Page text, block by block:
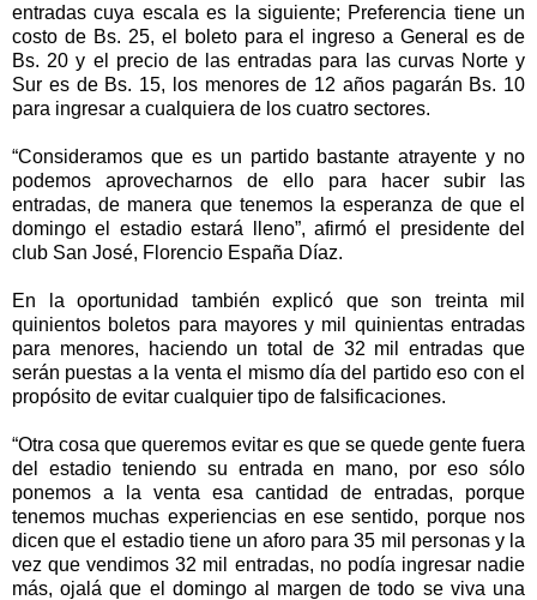
entradas cuya escala es la siguiente; Preferencia tiene un
costo de Bs. 25, el boleto para el ingreso a General es de
Bs. 20 y el precio de las entradas para las curvas Norte y
Sur es de Bs. 15, los menores de 12 años pagarán Bs. 10
para ingresar a cualquiera de los cuatro sectores.
“Consideramos que es un partido bastante atrayente y no
podemos aprovecharnos de ello para hacer subir las
entradas, de manera que tenemos la esperanza de que el
domingo el estadio estará lleno”, afirmó el presidente del
club San José, Florencio España Díaz.
En la oportunidad también explicó que son treinta mil
quinientos boletos para mayores y mil quinientas entradas
para menores, haciendo un total de 32 mil entradas que
serán puestas a la venta el mismo día del partido eso con el
propósito de evitar cualquier tipo de falsificaciones.
“Otra cosa que queremos evitar es que se quede gente fuera
del estadio teniendo su entrada en mano, por eso sólo
ponemos a la venta esa cantidad de entradas, porque
tenemos muchas experiencias en ese sentido, porque nos
dicen que el estadio tiene un aforo para 35 mil personas y la
vez que vendimos 32 mil entradas, no podía ingresar nadie
más, ojalá que el domingo al margen de todo se viva una